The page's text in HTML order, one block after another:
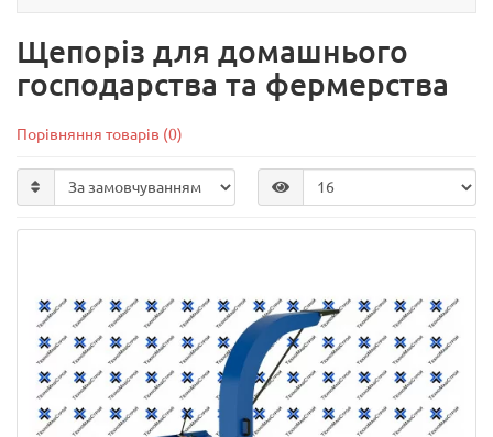
Щепоріз для домашнього
господарства та фермерства
Порівняння товарів (0)